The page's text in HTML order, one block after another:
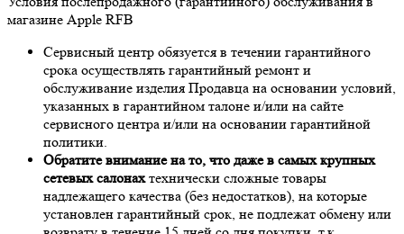
магазине Apple RFB
Сервисный центр обязуется в течении гарантийного
срока осуществлять гарантийный ремонт и
обслуживание изделия Продавца на основании условий,
указанных в гарантийном талоне и/или на сайте
сервисного центра и/или на основании гарантийной
политики.
Обратите внимание на то, что даже в самых крупных
сетевых салонахтехнически сложные товары
надлежащего качества (без недостатков), на которые
установлен гарантийный срок, не подлежат обмену или